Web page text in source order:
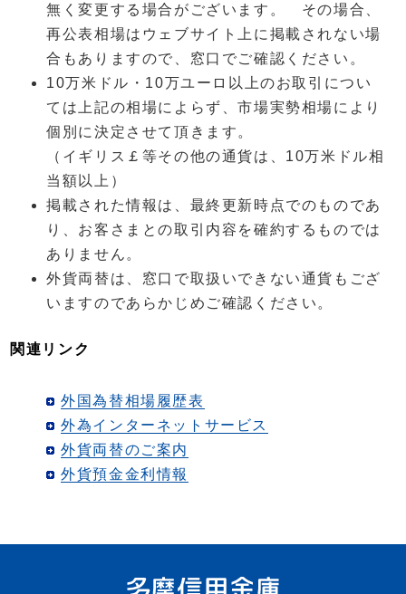
無く変更する場合がございます。 その場合、
再公表相場はウェブサイト上に掲載されない場
合もありますので、窓口でご確認ください。
10万米ドル・10万ユーロ以上のお取引につい
ては上記の相場によらず、市場実勢相場により
個別に決定させて頂きます。
（イギリス￡等その他の通貨は、10万米ドル相
当額以上）
掲載された情報は、最終更新時点でのものであ
り、お客さまとの取引内容を確約するものでは
ありません。
外貨両替は、窓口で取扱いできない通貨もござ
いますのであらかじめご確認ください。
関連リンク
外国為替相場履歴表
外為インターネットサービス
外貨両替のご案内
外貨預金金利情報